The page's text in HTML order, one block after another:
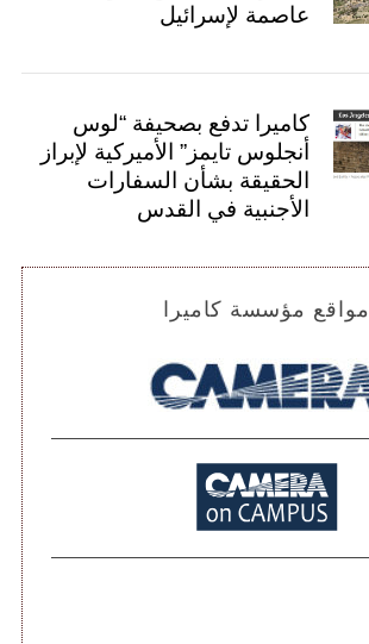
عاصمة لإسرائيل
كاميرا تدفع بصحيفة “لوس
أنجلوس تايمز” الأميركية لإبراز
الحقيقة بشأن السفارات
الأجنبية في القدس
مواقع مؤسسة كاميرا